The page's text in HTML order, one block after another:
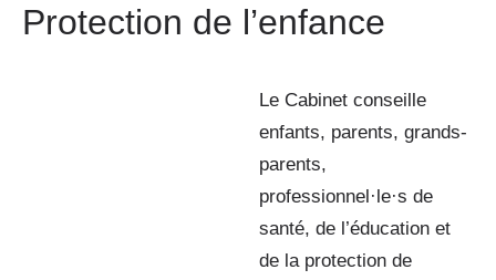
Protection de l’enfance
Le Cabinet conseille
enfants, parents, grands-
parents,
professionnel·le·s de
santé, de l’éducation et
de la protection de